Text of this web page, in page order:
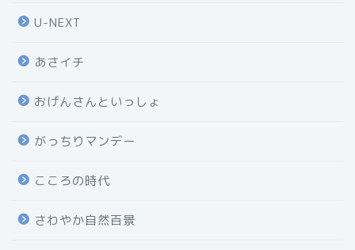
U-NEXT
あさイチ
おげんさんといっしょ
がっちりマンデー
こころの時代
さわやか自然百景